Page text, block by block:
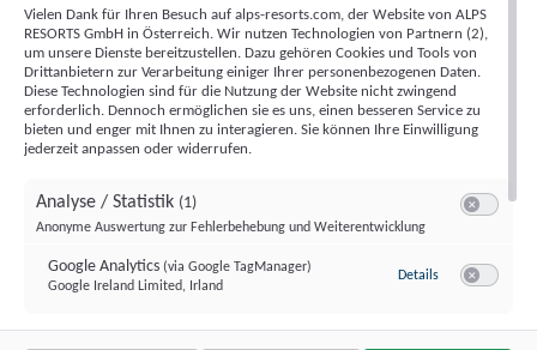
Vielen Dank für Ihren Besuch auf alps-resorts.com, der Website von ALPS
RESORTS GmbH in Österreich. Wir nutzen Technologien von Partnern (2),
um unsere Dienste bereitzustellen. Dazu gehören Cookies und Tools von
Drittanbietern zur Verarbeitung einiger Ihrer personenbezogenen Daten.
Diese Technologien sind für die Nutzung der Website nicht zwingend
erforderlich. Dennoch ermöglichen sie es uns, einen besseren Service zu
bieten und enger mit Ihnen zu interagieren. Sie können Ihre Einwilligung
jederzeit anpassen oder widerrufen.
Analyse / Statistik (1)
Anonyme Auswertung zur Fehlerbehebung und Weiterentwicklung
Google Analytics (via Google TagManager)
Google Ireland Limited, Irland
Details zu Google
erwähnen, dass unsere Gäste Hohentauern immer
wieder als das „Kanada Österreichs“ bezeichnen. Der
beschauliche Ort mit nicht mal 400 Einwohnern liegt auf
1.274 Metern Seehöhe und ist perfekt für all diejenigen,
die sich nach Entschleunigung und viel Ruhe sehnen.
Eine beliebte, leichte Wandertour führt zum „Gefrorenen
See“, der nach nur 4 Kilometern – erst durch Fichten-
Lärchen-Zirbenwald, danach über Almböden und
Blockschutt - vom Parkplatz der Edelrautehütte erreicht
werden kann. Die Mautstraße zur Edelrautehütte ist mit